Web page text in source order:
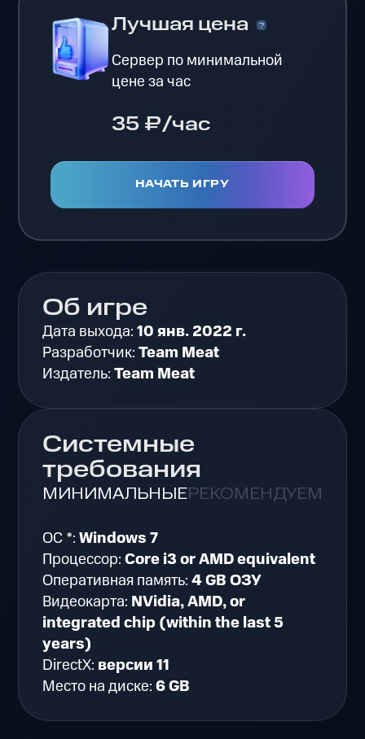
Лучшая цена
Сервер по минимальной
цене за час
35 ₽/час
НАЧАТЬ ИГРУ
Об игре
Дата выхода:10 янв. 2022 г.
Разработчик:Team Meat
Издатель:Team Meat
Системные
требования
МИНИМАЛЬНЫЕРЕКОМЕНДУЕМЫЕ
ОС *:Windows 7
Процессор:Core i3 or AMD equivalent
Оперативная память:4 GB ОЗУ
Видеокарта: NVidia, AMD, or
integrated chip (within the last 5
years)
DirectX: версии 11
Место на диске:6 GB